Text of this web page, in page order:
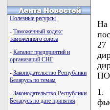
Полезные ресурсы
- Таможенный кодекс
таможенного союза
- Каталог предприятий и
организаций СНГ
- Законодательство Республики
Беларусь по темам
- Законодательство Республики
Беларусь по дате принятия
На
27
1.